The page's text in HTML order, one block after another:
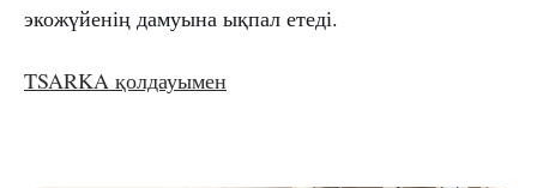
экожүйенің дамуына ықпал етеді.
TSARKA қолдауымен